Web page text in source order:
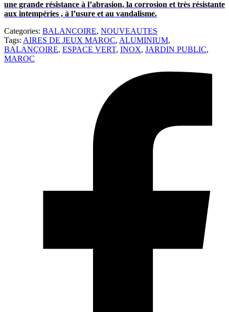
une grande résistance à l’abrasion, la corrosion et très résistante
aux intempéries , à l’usure et au vandalisme.
Categories: BALANCOIRE, NOUVEAUTES
Tags: AIRES DE JEUX MAROC, ALUMINIUM,
BALANÇOIRE, ESPACE VERT, INOX, JARDIN PUBLIC,
MAROC